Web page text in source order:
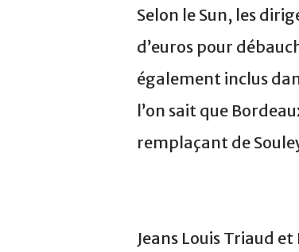
Selon le Sun, les
d’euros pour
également inclus
l’on sait que
remplaçant de
Jeans Louis Triaud